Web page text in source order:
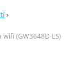
wifi (GW3648D-ES)